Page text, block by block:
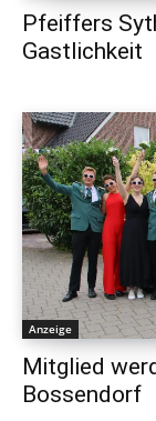
Pfeiffers
Gastlichkeit
Anzeige
Mitglied
Bossendorf